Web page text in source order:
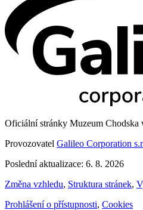
Oficiální stránky Muzeum
Provozovatel Galileo Corporation
Poslední aktualizace: 6. 8. 2026
Změna vzhledu, Struktura stránek,
Prohlášení o přístupnosti, Cookies